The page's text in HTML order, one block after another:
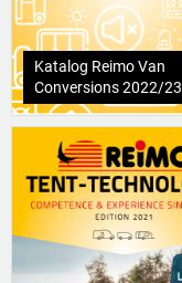
Katalog Reimo Van
Conversions 2022/23